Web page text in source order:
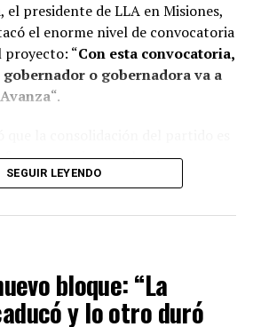
presidente de LLA en Misiones,
el enorme nivel de convocatoria
“Con esta convocatoria,
o gobernadora va a
“.
genuino y colectivo,
récord. “Acá nadie es Maradona ni
la capacidad entre todos de
de 18 meses”, aseguró Nuñez,
de preparar equipos técnicos
los municipios y la provincia.
SEGUIR LEYENDO
bloque: “La
y lo otro duró